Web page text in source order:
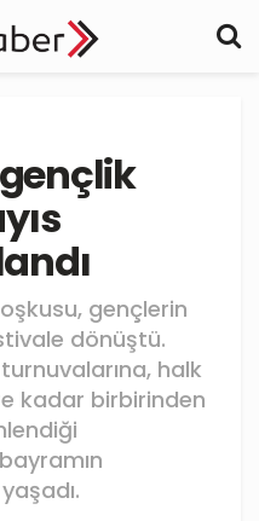
gençlerin
dönüştü.
halk
kadar birbirinden